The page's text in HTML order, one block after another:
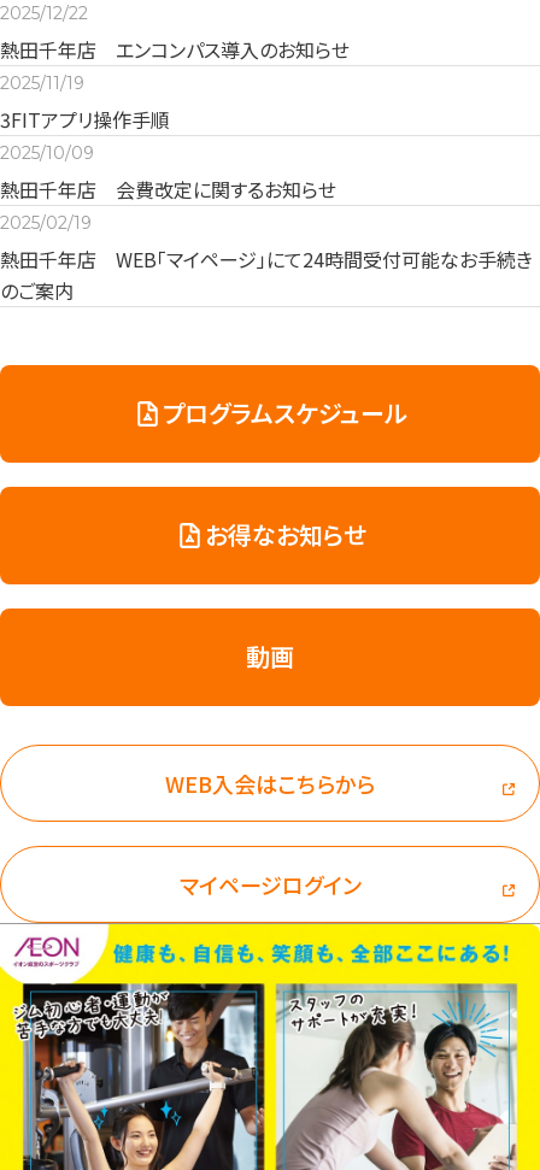
2025/12/22
熱田千年店 エンコンパス導入のお知らせ
2025/11/19
3FITアプリ操作手順
2025/10/09
熱田千年店 会費改定に関するお知らせ
2025/02/19
熱田千年店 WEB「マイページ」にて24時間受付可能なお手続き
のご案内
プログラムスケジュール
お得なお知らせ
動画
WEB入会はこちらから
マイページログイン